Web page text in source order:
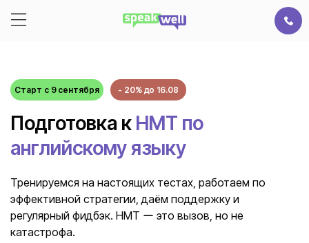
Старт с 9 сентября - 20% до 16.08
Подготовка к НМТ по
английскому языку
Тренируемся на настоящих тестах, работаем по
эффективной стратегии, даём поддержку и
регулярный фидбэк. НМТ ー это вызов, но не
катастрофа.